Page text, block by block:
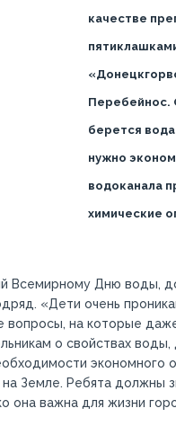
качестве
Перебейнос.
берется
нужно
водоканала
химические
Всемирному Дню воды,
«Дети очень
вопросы, на которые
о свойствах воды,
экономного
Земле. Ребята должны
она важна для жизни